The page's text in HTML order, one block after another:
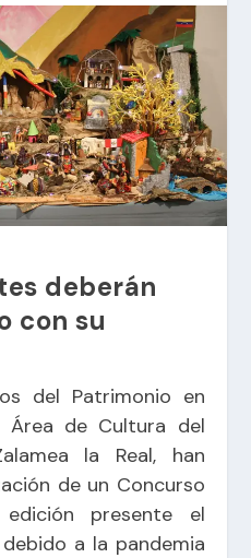
deberán
con su
del Patrimonio en
Área de Cultura del
la Real, han
de un Concurso
presente el
a la pandemia